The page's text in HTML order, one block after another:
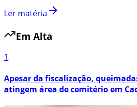
Ler matéria
Em Alta
1
Apesar da fiscalização,
atingem área de cemitério em